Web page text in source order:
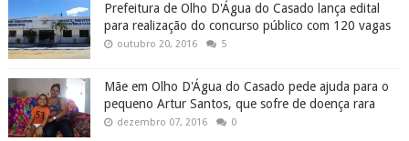
Prefeitura de Olho D'Água do Casado lança edital
para realização do concurso público com 120 vagas
outubro 20, 2016 5
Mãe em Olho D'Água do Casado pede ajuda para o
pequeno Artur Santos, que sofre de doença rara
dezembro 07, 2016 0